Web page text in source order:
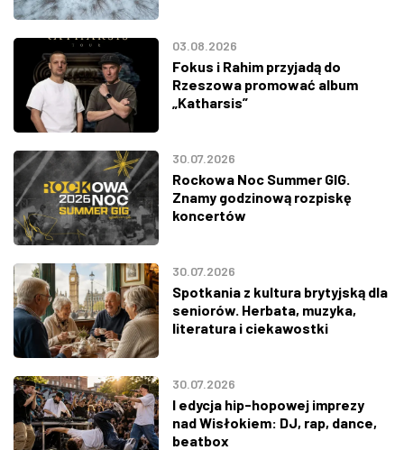
03.08.2026
Fokus i Rahim przyjadą do
Rzeszowa promować album
„Katharsis”
30.07.2026
Rockowa Noc Summer GIG.
Znamy godzinową rozpiskę
koncertów
30.07.2026
Spotkania z kultura brytyjską dla
seniorów. Herbata, muzyka,
literatura i ciekawostki
30.07.2026
I edycja hip-hopowej imprezy
nad Wisłokiem: DJ, rap, dance,
beatbox